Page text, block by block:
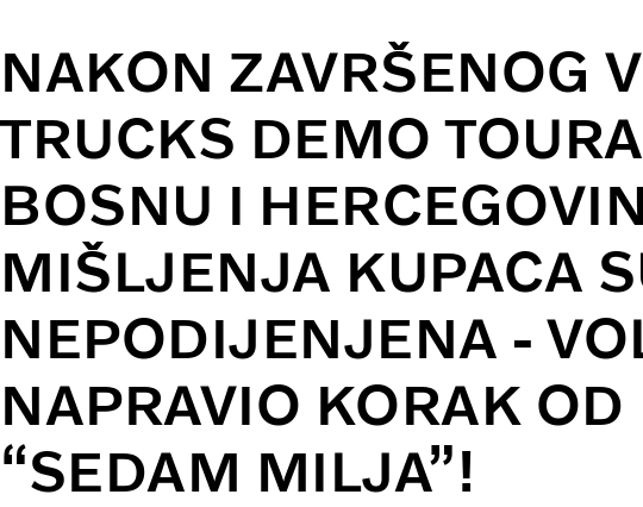
NAKON ZAVRŠENOG
TRUCKS DEMO
BOSNU I
MIŠLJENJA KUPACA
NEPODIJENJENA -
NAPRAVIO KORAK OD
“SEDAM MILJA”!